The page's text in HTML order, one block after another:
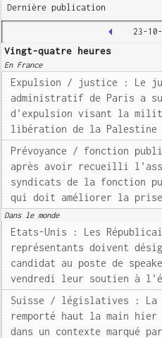
Dernière publication
23-
Vingt-quatre heures
En France
Expulsion / justice : Le
administratif de Paris a
d'expulsion visant la
libération de la Palestine
Prévoyance / fonction
après avoir recueilli
syndicats de la fonction
qui doit améliorer la
Dans le monde
Etats-Unis : Les
représentants doivent
candidat au poste de
vendredi leur soutien à
Suisse / législatives : La
remporté haut la main
dans un contexte marqué